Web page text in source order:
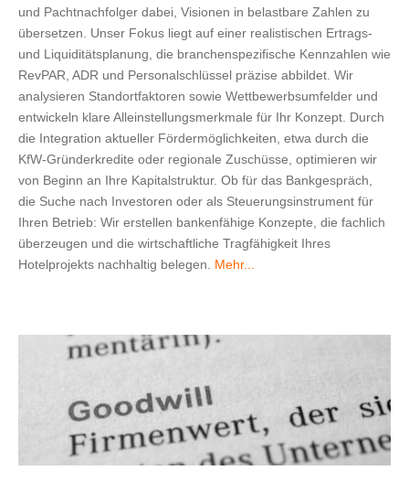
und Pachtnachfolger dabei, Visionen in belastbare Zahlen zu
übersetzen. Unser Fokus liegt auf einer realistischen Ertrags-
und Liquiditätsplanung, die branchenspezifische Kennzahlen wie
RevPAR, ADR und Personalschlüssel präzise abbildet. Wir
analysieren Standortfaktoren sowie Wettbewerbsumfelder und
entwickeln klare Alleinstellungsmerkmale für Ihr Konzept. Durch
die Integration aktueller Fördermöglichkeiten, etwa durch die
KfW-Gründerkredite oder regionale Zuschüsse, optimieren wir
von Beginn an Ihre Kapitalstruktur. Ob für das Bankgespräch,
die Suche nach Investoren oder als Steuerungsinstrument für
Ihren Betrieb: Wir erstellen bankenfähige Konzepte, die fachlich
überzeugen und die wirtschaftliche Tragfähigkeit Ihres
Hotelprojekts nachhaltig belegen. Mehr...